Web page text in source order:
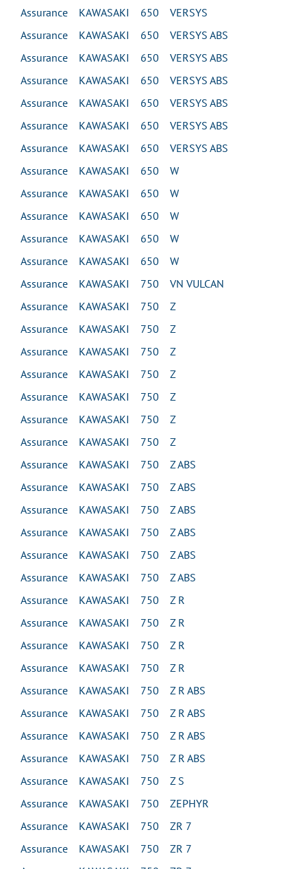
Assurance KAWASAKI 650 VERSYS
Assurance KAWASAKI 650 VERSYS ABS
Assurance KAWASAKI 650 VERSYS ABS
Assurance KAWASAKI 650 VERSYS ABS
Assurance KAWASAKI 650 VERSYS ABS
Assurance KAWASAKI 650 VERSYS ABS
Assurance KAWASAKI 650 VERSYS ABS
Assurance KAWASAKI 650 W
Assurance KAWASAKI 650 W
Assurance KAWASAKI 650 W
Assurance KAWASAKI 650 W
Assurance KAWASAKI 650 W
Assurance KAWASAKI 750 VN VULCAN
Assurance KAWASAKI 750 Z
Assurance KAWASAKI 750 Z
Assurance KAWASAKI 750 Z
Assurance KAWASAKI 750 Z
Assurance KAWASAKI 750 Z
Assurance KAWASAKI 750 Z
Assurance KAWASAKI 750 Z
Assurance KAWASAKI 750 Z ABS
Assurance KAWASAKI 750 Z ABS
Assurance KAWASAKI 750 Z ABS
Assurance KAWASAKI 750 Z ABS
Assurance KAWASAKI 750 Z ABS
Assurance KAWASAKI 750 Z ABS
Assurance KAWASAKI 750 Z R
Assurance KAWASAKI 750 Z R
Assurance KAWASAKI 750 Z R
Assurance KAWASAKI 750 Z R
Assurance KAWASAKI 750 Z R ABS
Assurance KAWASAKI 750 Z R ABS
Assurance KAWASAKI 750 Z R ABS
Assurance KAWASAKI 750 Z R ABS
Assurance KAWASAKI 750 Z S
Assurance KAWASAKI 750 ZEPHYR
Assurance KAWASAKI 750 ZR 7
Assurance KAWASAKI 750 ZR 7